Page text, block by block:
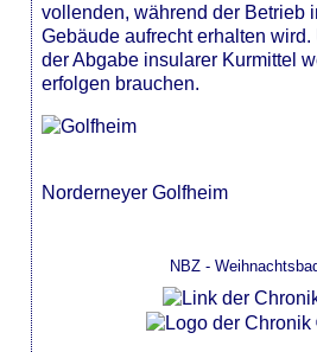
vollenden, während der Betrieb
Gebäude aufrecht erhalten
der Abgabe insularer Kurmittel
erfolgen brauchen.
Norderneyer Golfheim
NBZ -